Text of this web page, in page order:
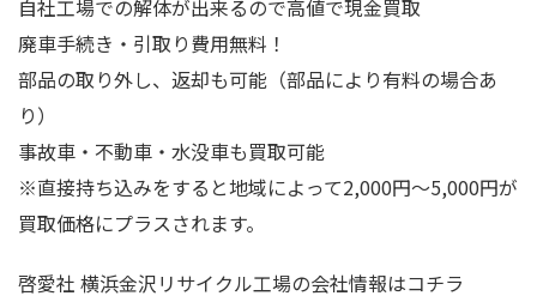
自社工場での解体が出来るので高値で現金買取
廃車手続き・引取り費用無料！
部品の取り外し、返却も可能（部品により有料の場合あ
り）
事故車・不動車・水没車も買取可能
※直接持ち込みをすると地域によって2,000円～5,000円が
買取価格にプラスされます。
啓愛社 横浜金沢リサイクル工場の会社情報はコチラ